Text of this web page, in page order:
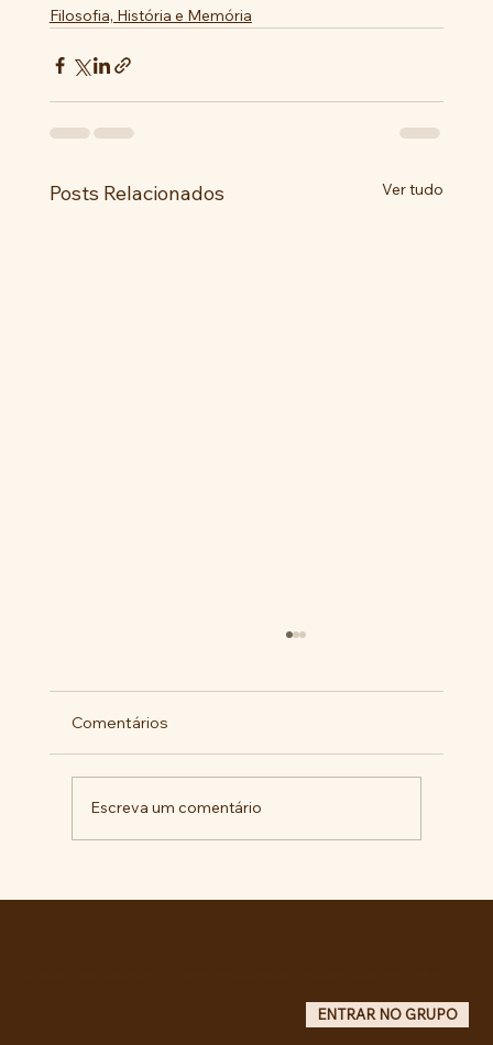
Filosofia, História e Memória
Posts Relacionados Ver tudo
Comentários
Escreva um comentário
ENTRAR NO GRUPO